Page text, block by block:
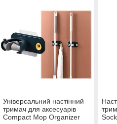
Універсальний настінний
тримач для аксесуарів
Compact Mop Organizer